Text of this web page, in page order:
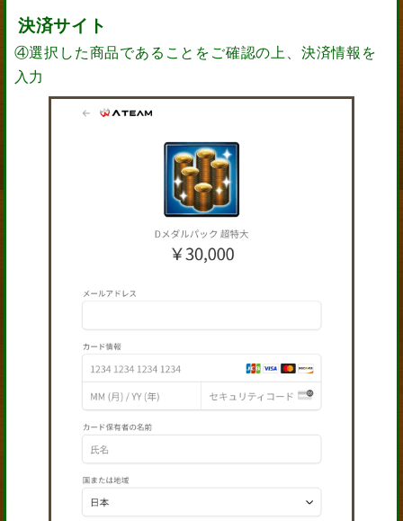
決済サイト
④選択した商品であることをご確認の上、決済情報を
入力